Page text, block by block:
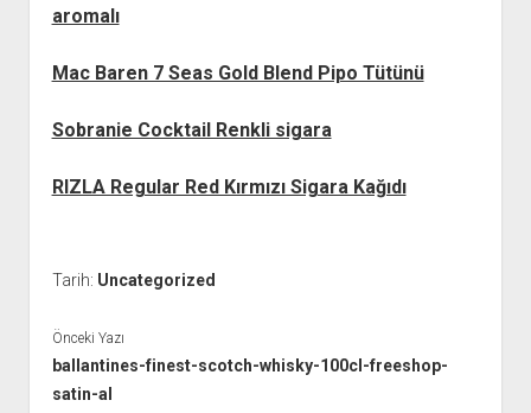
aromalı
Mac Baren 7 Seas Gold Blend Pipo Tütünü
Sobranie Cocktail Renkli sigara
RIZLA Regular Red Kırmızı Sigara Kağıdı
Tarih: Uncategorized
Önceki Yazı
ballantines-finest-scotch-whisky-100cl-freeshop-
satin-al